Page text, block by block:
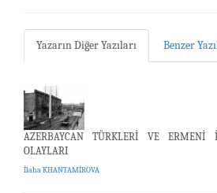
Yazarın Diğer Yazıları Benzer
AZERBAYCAN TÜRKLERİ VE ERMENİ
OLAYLARI
İlaha KHANTAMİROVA